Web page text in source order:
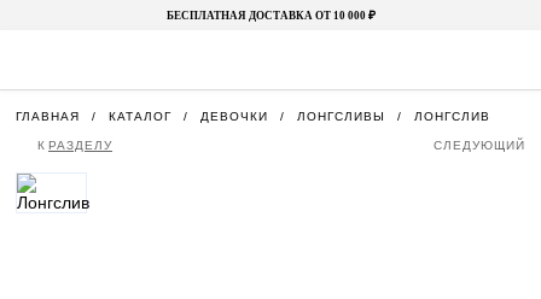
БЕСПЛАТНАЯ ДОСТАВКА ОТ 10 000 ₽
ГЛАВНАЯ КАТАЛОГ ДЕВОЧКИ ЛОНГСЛИВЫ ЛОНГСЛИВ
К РАЗДЕЛУ СЛЕДУЮЩИЙ